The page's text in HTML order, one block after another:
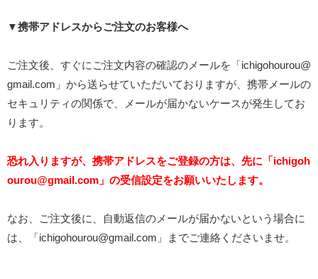
▼携帯アドレスからご注文のお客様へ
ご注文後、すぐにご注文内容の確認のメールを「ichigohourou@
gmail.com」から送らせていただいておりますが、携帯メールの
セキュリティの関係で、メールが届かないケースが発生してお
ります。
恐れ入りますが、携帯アドレスをご登録の方は、先に「ichigoh
ourou@gmail.com」の受信設定をお願いいたします。
なお、ご注文後に、自動返信のメールが届かないという場合に
は、「ichigohourou@gmail.com」までご連絡くださいませ。